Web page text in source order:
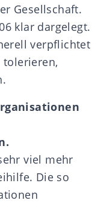
Gesellschaft.
klar dargelegt.
verpflichtet
tolerieren,
viel mehr
Die so